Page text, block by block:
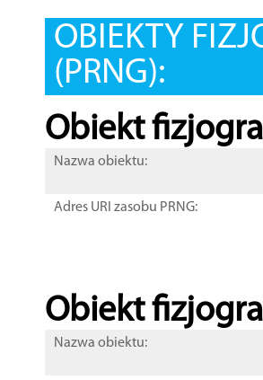
OBIEKTY
(PRNG):
Obiekt
Nazwa obiektu:
Adres URI zasobu PRNG:
Obiekt
Nazwa obiektu: